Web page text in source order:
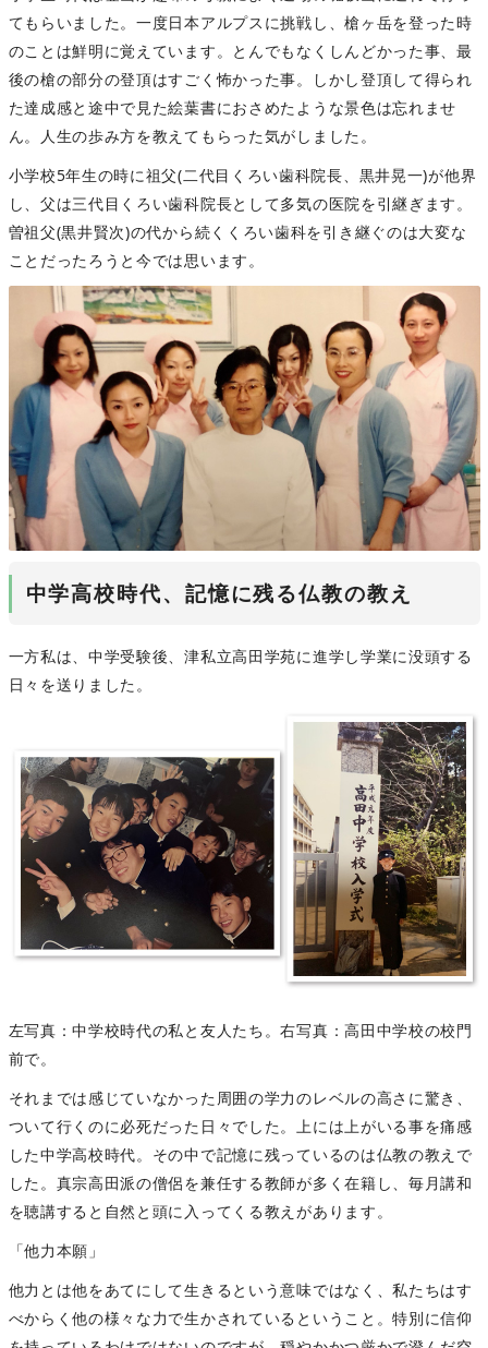
てもらいました。一度日本アルプスに挑戦し、槍ヶ岳を登った時
のことは鮮明に覚えています。とんでもなくしんどかった事、最
後の槍の部分の登頂はすごく怖かった事。しかし登頂して得られ
た達成感と途中で見た絵葉書におさめたような景色は忘れませ
ん。人生の歩み方を教えてもらった気がしました。
小学校5年生の時に祖父(二代目くろい歯科院長、黒井晃一)が他界
し、父は三代目くろい歯科院長として多気の医院を引継ぎます。
曽祖父(黒井賢次)の代から続くくろい歯科を引き継ぐのは大変な
ことだったろうと今では思います。
中学高校時代、記憶に残る仏教の教え
一方私は、中学受験後、津私立高田学苑に進学し学業に没頭する
日々を送りました。
左写真：中学校時代の私と友人たち。右写真：高田中学校の校門
前で。
それまでは感じていなかった周囲の学力のレベルの高さに驚き、
ついて行くのに必死だった日々でした。上には上がいる事を痛感
した中学高校時代。その中で記憶に残っているのは仏教の教えで
した。真宗高田派の僧侶を兼任する教師が多く在籍し、毎月講和
を聴講すると自然と頭に入ってくる教えがあります。
「他力本願」
他力とは他をあてにして生きるという意味ではなく、私たちはす
べからく他の様々な力で生かされているということ。特別に信仰